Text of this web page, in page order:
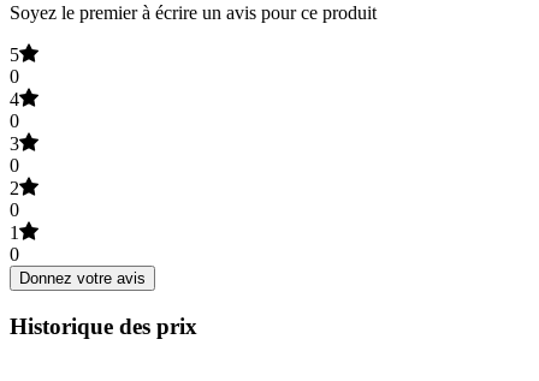
Soyez le premier à écrire un avis pour ce produit
5
0
4
0
3
0
2
0
1
0
Donnez votre avis
Historique des prix